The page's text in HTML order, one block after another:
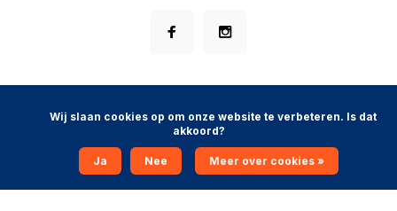
Toevoegen aan winkelwagen
Algemene voorwaarden Disclaimer Privacybeleid Sitemap
© Rubberboothollandshop- Theme made by
akkoord?
Ja Nee Meer over cookies »